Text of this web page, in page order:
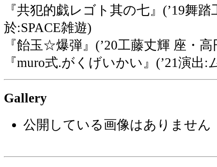
『共犯的戯レゴト其の七』(’19舞
於:SPACE雑遊)
『飴玉☆爆弾』(’20工藤丈輝 座・高
『muro式.がくげいかい』(’21演出:
Gallery
公開している画像はありません